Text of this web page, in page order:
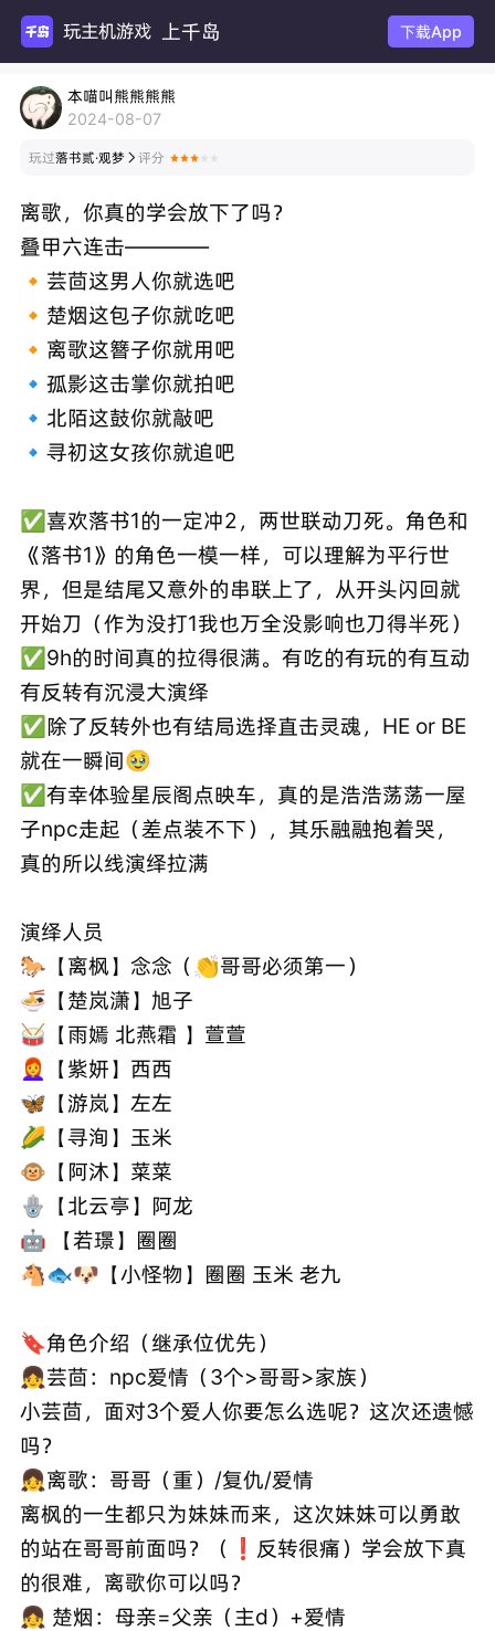
玩主机游戏 上千岛 下载App
本喵叫熊熊熊熊
2024-08-07
玩过落书贰·观梦 评分
离歌，你真的学会放下了吗？
叠甲六连击————
🔸芸茴这男人你就选吧
🔸楚烟这包子你就吃吧
🔸离歌这簪子你就用吧
🔹孤影这击掌你就拍吧
🔹北陌这鼓你就敲吧
🔹寻初这女孩你就追吧
✅喜欢落书1的一定冲2，两世联动刀死。角色和
《落书1》的角色一模一样，可以理解为平行世
界，但是结尾又意外的串联上了，从开头闪回就
开始刀（作为没打1我也万全没影响也刀得半死）
✅9h的时间真的拉得很满。有吃的有玩的有互动
有反转有沉浸大演绎
✅除了反转外也有结局选择直击灵魂，HE or BE
就在一瞬间🥹
✅有幸体验星辰阁点映车，真的是浩浩荡荡一屋
子npc走起（差点装不下），其乐融融抱着哭，
真的所以线演绎拉满
演绎人员
🐎【离枫】念念（👏哥哥必须第一）
🍜【楚岚潇】旭子
🥁【雨嫣 北燕霜 】萱萱
👩‍🦰【紫妍】西西
🦋【游岚】左左
🌽【寻洵】玉米
🐵【阿沐】菜菜
🪬【北云亭】阿龙
🤖 【若璟】圈圈
🐴🐟🐶【小怪物】圈圈 玉米 老九
🔖角色介绍（继承位优先）
👧芸茴：npc爱情（3个>哥哥>家族）
小芸茴，面对3个爱人你要怎么选呢？这次还遗憾
吗？
👧离歌：哥哥（重）/复仇/爱情
离枫的一生都只为妹妹而来，这次妹妹可以勇敢
的站在哥哥前面吗？（❗️反转很痛）学会放下真
的很难，离歌你可以吗？
👧 楚烟：母亲=父亲（主d）+爱情